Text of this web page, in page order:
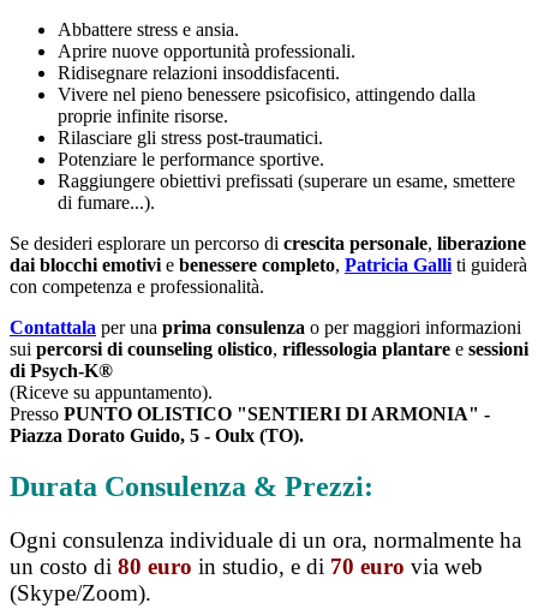
Abbattere stress e ansia.
Aprire nuove opportunità professionali.
Ridisegnare relazioni insoddisfacenti.
Vivere nel pieno benessere psicofisico, attingendo dalla
proprie infinite risorse.
Rilasciare gli stress post-traumatici.
Potenziare le performance sportive.
Raggiungere obiettivi prefissati (superare un esame, smettere
di fumare...).
Se desideri esplorare un percorso di crescita personale, liberazione
dai blocchi emotivi e benessere completo, Patricia Galli ti guiderà
con competenza e professionalità.
Contattala per una prima consulenza o per maggiori informazioni
sui percorsi di counseling olistico, riflessologia plantare e sessioni
di Psych-K®
(Riceve su appuntamento).
Presso PUNTO OLISTICO "SENTIERI DI ARMONIA" -
Piazza Dorato Guido, 5 - Oulx (TO).
Durata Consulenza & Prezzi:
Ogni consulenza individuale di un ora, normalmente ha
un costo di 80 euro in studio, e di 70 euro via web
(Skype/Zoom).